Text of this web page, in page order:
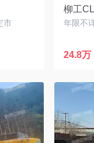
市
柳工
年限不
24.8万